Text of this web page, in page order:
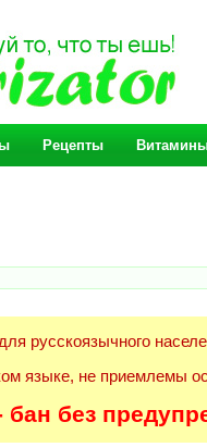
Рецепты
русскоязычного
языке, не приемлемы
без